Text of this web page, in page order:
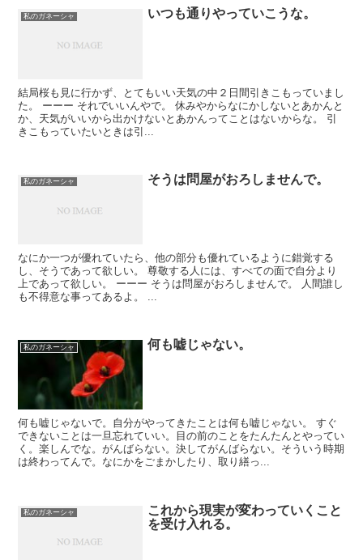
私のガネーシャ いつも通りやっていこうな。
結局桜も見に行かず、とてもいい天気の中２日間引きこもっていまし
た。 ーーー それでいいんやで。 休みやからなにかしないとあかんと
か、天気がいいから出かけないとあかんってことはないからな。 引
きこもっていたいときは引...
私のガネーシャ そうは問屋がおろしませんで。
なにか一つが優れていたら、他の部分も優れているように錯覚する
し、そうであって欲しい。 尊敬する人には、すべての面で自分より
上であって欲しい。 ーーー そうは問屋がおろしませんで。 人間誰し
も不得意な事ってあるよ。 ...
私のガネーシャ 何も嘘じゃない。
何も嘘じゃないで。自分がやってきたことは何も嘘じゃない。 すぐ
できないことは一旦忘れていい。目の前のことをたんたんとやってい
く。楽しんでな。がんばらない。決してがんばらない。そういう時期
は終わってんで。なにかをごまかしたり、取り繕っ...
私のガネーシャ
これから現実が変わっていくこと
を受け入れる。